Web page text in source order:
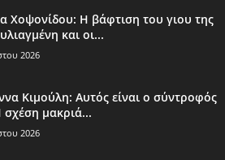
Χοψονίδου: Η βάφτιση του γιου της
και οι...
2026
Κιμούλη: Αυτός είναι ο σύντροφός
σχέση μακριά...
2026